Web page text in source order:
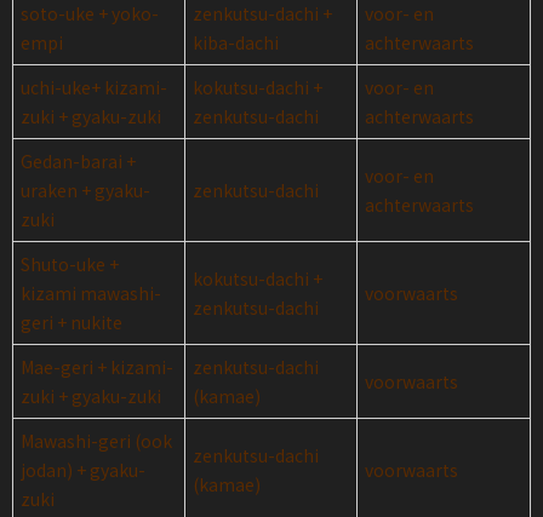
soto-uke + yoko-
empi
zenkutsu-dachi +
kiba-dachi
voor- en
achterwaarts
uchi-uke+ kizami-
zuki + gyaku-zuki
kokutsu-dachi +
zenkutsu-dachi
voor- en
achterwaarts
Gedan-barai +
uraken + gyaku-
zuki
zenkutsu-dachi
voor- en
achterwaarts
Shuto-uke +
kizami mawashi-
geri + nukite
kokutsu-dachi +
zenkutsu-dachi
voorwaarts
Mae-geri + kizami-
zuki + gyaku-zuki
zenkutsu-dachi
(kamae)
voorwaarts
Mawashi-geri (ook
jodan) + gyaku-
zuki
zenkutsu-dachi
(kamae)
voorwaarts